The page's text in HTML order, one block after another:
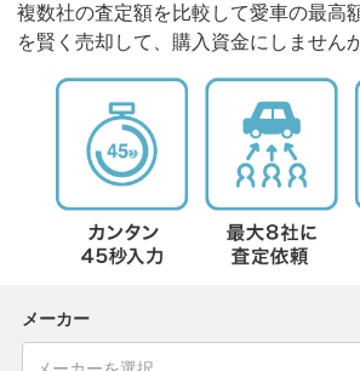
複数社の査定額を比較して愛車の最高
を賢く売却して、購入資金にしません
メーカー